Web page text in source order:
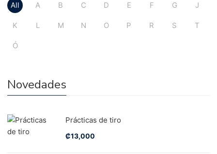
All A B C D E F G J
K L M N O P R S T
Ó
Novedades
Prácticas de tiro
₡13,000